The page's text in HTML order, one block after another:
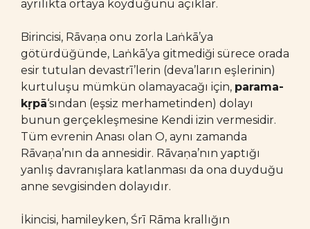
ayrılıkta ortaya koyduğunu açıklar.
Birincisi, Rāvaṇa onu zorla Laṅkā’ya
götürdüğünde, Laṅkā’ya gitmediği sürece orada
esir tutulan devastrī’lerin (deva’ların eşlerinin)
kurtuluşu mümkün olamayacağı için, parama-
kṛpā‘sından (eşsiz merhametinden) dolayı
bunun gerçekleşmesine Kendi izin vermesidir.
Tüm evrenin Anası olan O, aynı zamanda
Rāvaṇa’nın da annesidir. Rāvaṇa’nın yaptığı
yanlış davranışlara katlanması da ona duyduğu
anne sevgisinden dolayıdır.
İkincisi, hamileyken, Śrī Rāma krallığın